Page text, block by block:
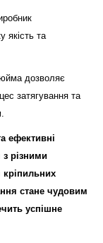
якість та
дозволяє
затягування та
ефективні
різними
кріпильних
стане чудовим
успішне